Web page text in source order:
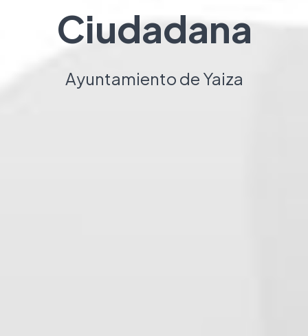
Ciudadana
Ayuntamiento de Yaiza